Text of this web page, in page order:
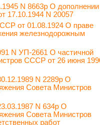
N 8663р О дополнении
17.10.1944 N 20057
от 01.08.1924 О праве
железнодорожным
N УП-2661 О частичной
СССР от 26 июня
N 2289р О
Совета Министров
N 634р О
Совета Министров
работ